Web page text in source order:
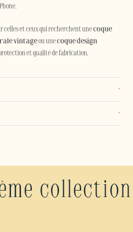
celles et ceux qui recherchent unecoque
vintageou unecoque design
et qualité de fabrication.
collection